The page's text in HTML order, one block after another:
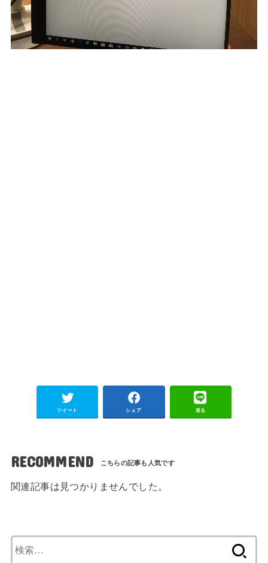
ツイート シェア 送る
RECOMMEND
関連記事は見つかりませんでした。